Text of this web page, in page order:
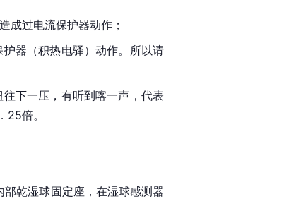
成过电流保护器动作；
器（积热电驿）动作。所以请
下一压，有听到喀一声，代表
倍。
乾湿球固定座，在湿球感测器